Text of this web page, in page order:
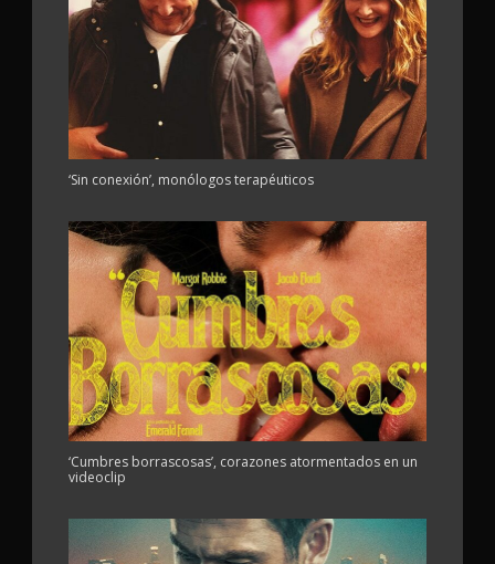
‘Sin conexión’, monólogos terapéuticos
‘Cumbres borrascosas’, corazones atormentados en un
videoclip